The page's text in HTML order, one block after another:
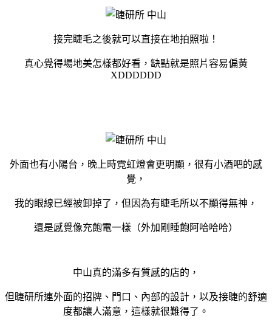
接完睫毛之後就可以直接在地拍照啦！
真心覺得場地美怎樣都好看，缺點就是照片容易偏黃
XDDDDDD
外面也有小陽台，晚上時霓虹燈會更明顯，很有小酒吧的感
覺，
我的眼線已經被卸掉了，但因為有睫毛所以不顯得無神，
還是感覺像充飽電一樣（外加剛睡飽阿哈哈哈）
中山真的滿多有質感的店的，
但睫研所連外面的招牌、門口、內部的設計，以及接睫的舒適
度都讓人滿意，這樣就很難得了。